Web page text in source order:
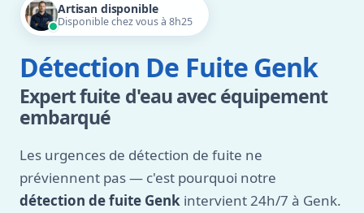
Artisan disponible
Disponible chez vous à 8h25
Détection De Fuite Genk
Expert fuite d'eau avec équipement
embarqué
Les urgences de détection de fuite ne
préviennent pas — c'est pourquoi notre
détection de fuite Genk intervient 24h/7 à Genk.